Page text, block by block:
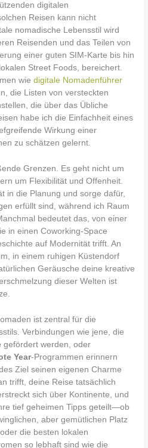
digitalen
Reisen kann nicht
nomadische Lebensstil wird
Reisenden und das Teilen von
einer guten SIM-Karte bis hin
Street Foods, bereichert.
wiedigitale Nomadenführer
die Listen von versteckten
die über das Übliche
habe ich die Einfachheit eines
Wirkung einer
zu schätzen gelernt.
Grenzen. Es geht nicht um
um Flexibilität und Offenheit.
in die Planung und sorge dafür,
erfüllt sind, während ich Raum
bedeutet das, von einer
in einen Coworking-Space
auf Modernität trifft. An
in einem ruhigen Küstendorf
Geräusche deine kreative
dieser Welten ist
ist zentral für die
Verbindungen wie jene, die
gefördert werden, oder
Year-Programmen erinnern
Ziel seinen eigenen Charme
trifft, deine Reise tatsächlich
sich über Kontinente, und
tief geheimen Tipps geteilt—ob
aber gemütlichen Platz
die besten lokalen
so lebhaft sind wie die